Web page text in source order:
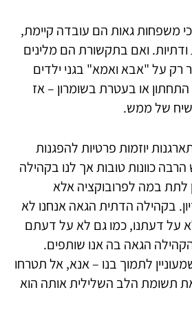
משפחות גאות הם עובדה קיימת,
ואם בתקשורת הם מלינים
רק על "אבא ואמא" בגני ילדים
או בעטרת בשומרון – אז
של ממש.
יוזמות פרטיות להפגנות
הרבה כוונות טובות אך לנו בקהילה
לתת במה לפרובוקציה אלא
בקהילה הדתית הגאה אנחנו לא
לא על דעתנו, כמו גם לא על דעתם
הקהילה הגאה בה אנו שותפים.
לתמוך בנו – אנא, אל תטרחו
תשומת הלב השלילית אותה הוא